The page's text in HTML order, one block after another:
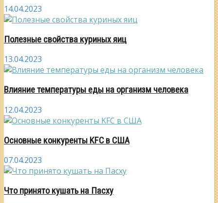
14.04.2023
Полезные свойства куриных яиц
13.04.2023
Влияние температуры еды на организм человека
12.04.2023
Основные конкуренты KFC в США
07.04.2023
Что принято кушать на Пасху